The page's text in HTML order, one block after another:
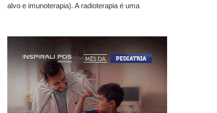
alvo e imunoterapia). A radioterapia é uma